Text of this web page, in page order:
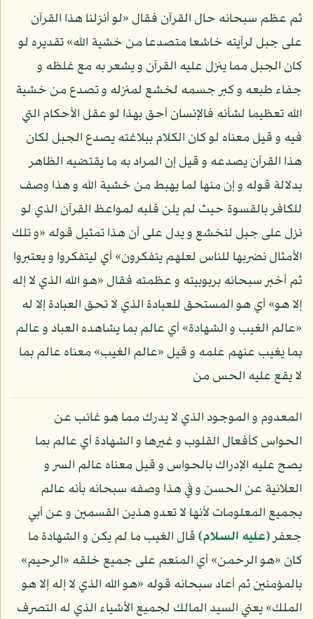
ثم عظم سبحانه حال القرآن فقال «لو أنزلنا هذا القرآن
على جبل لرأيته خاشعا متصدعا من خشية الله» تقديره لو
كان الجبل مما ينزل عليه القرآن و يشعر به مع غلظه و
جفاء طبعه و كبر جسمه لخشع لمنزله و تصدع من خشية
الله تعظيما لشأنه فالإنسان أحق بهذا لو عقل الأحكام التي
فيه و قيل معناه لو كان الكلام ببلاغته يصدع الجبل لكان
هذا القرآن يصدعه و قيل إن المراد به ما يقتضيه الظاهر
بدلالة قوله و إن منها لما يهبط من خشية الله و هذا وصف
للكافر بالقسوة حيث لم يلن قلبه لمواعظ القرآن الذي لو
نزل على جبل لتخشع و يدل على أن هذا تمثيل قوله «و تلك
الأمثال نضربها للناس لعلهم يتفكرون» أي ليتفكروا و يعتبروا
ثم أخبر سبحانه بربوبيته و عظمته فقال «هو الله الذي لا إله
إلا هو» أي هو المستحق للعبادة الذي لا تحق العبادة إلا له
«عالم الغيب و الشهادة» أي عالم بما يشاهده العباد و عالم
بما يغيب عنهم علمه و قيل «عالم الغيب» معناه عالم بما
لا يقع عليه الحس من
المعدوم و الموجود الذي لا يدرك مما هو غائب عن
الحواس كأفعال القلوب و غيرها و الشهادة أي عالم بما
يصح عليه الإدراك بالحواس و قيل معناه عالم السر و
العلانية عن الحسن و في هذا وصفه سبحانه بأنه عالم
بجميع المعلومات لأنها لا تعدو هذين القسمين و عن أبي
جعفر(عليه السلام)قال الغيب ما لم يكن و الشهادة ما
كان «هو الرحمن» أي المنعم على جميع خلقه «الرحيم»
بالمؤمنين ثم أعاد سبحانه قوله «هو الله الذي لا إله إلا هو
الملك» يعني السيد المالك لجميع الأشياء الذي له التصرف